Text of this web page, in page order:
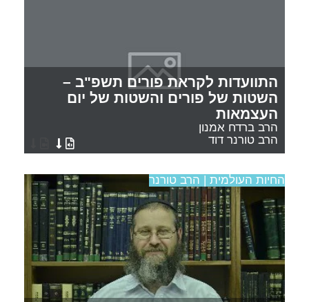
התוועדות לקראת פורים תשפ"ב –
השטות של פורים והשטות של יום
העצמאות
הרב ברדח אמנון
הרב טורנר דוד
החיות העולמית | הרב טורנר